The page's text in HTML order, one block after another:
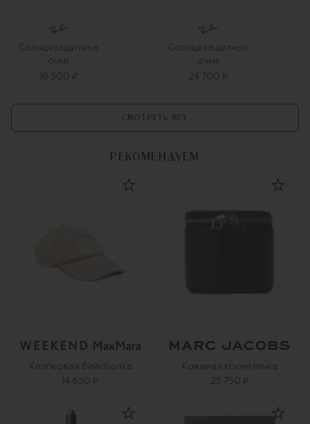
Солнцезащитные
очки
18 500 ₽
Солнцезащитные
очки
24 700 ₽
СМОТРЕТЬ ВСЕ
РЕКОМЕНДУЕМ
Хлопковая бейсболка
14 650 ₽
Кожаная косметичка
25 750 ₽